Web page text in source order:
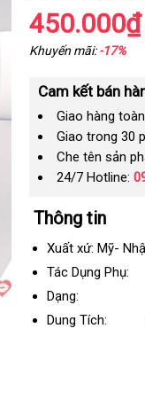
450.000₫
Khuyến mãi:-17%
Cam kết bán
Giao hàng
Giao trong 30
Che tên sản
24/7 Hotline:
Thông tin
Xuất xứ: Mỹ-
Tác Dụng Phụ:
Dạng:
Dung Tích: